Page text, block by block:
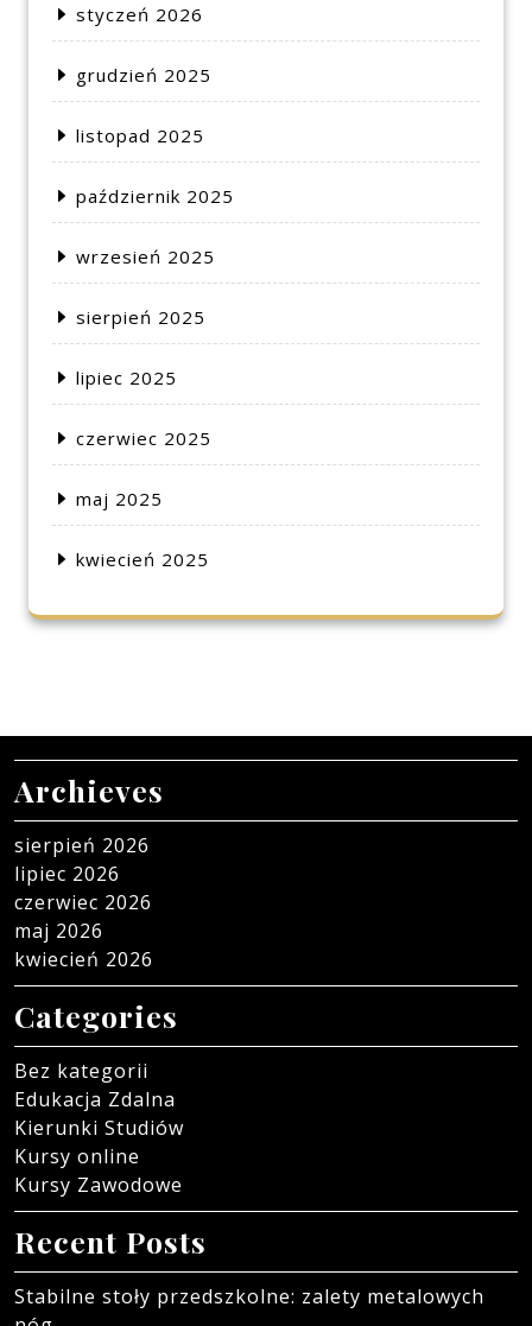
styczeń 2026
grudzień 2025
listopad 2025
październik 2025
wrzesień 2025
sierpień 2025
lipiec 2025
czerwiec 2025
maj 2025
kwiecień 2025
Archieves
sierpień 2026
lipiec 2026
czerwiec 2026
maj 2026
kwiecień 2026
Categories
Bez kategorii
Edukacja Zdalna
Kierunki Studiów
Kursy online
Kursy Zawodowe
Recent Posts
Stabilne stoły przedszkolne: zalety metalowych